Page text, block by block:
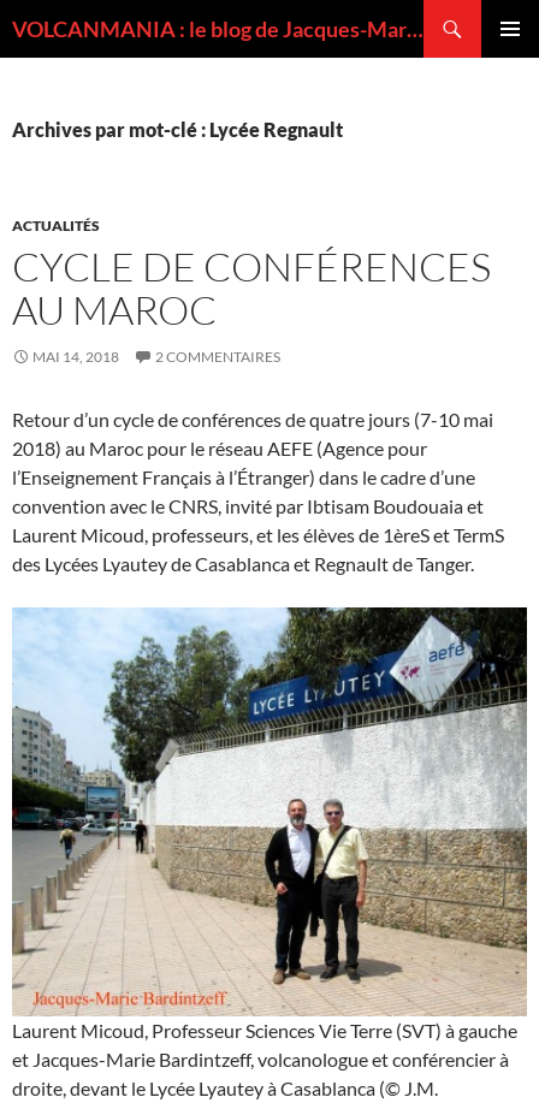
VOLCANMANIA : le blog de Jacques-Marie BARDINTZEFF, volcanologue
Archives par mot-clé : Lycée Regnault
ACTUALITÉS
CYCLE DE CONFÉRENCES
AU MAROC
MAI 14, 2018 2 COMMENTAIRES
Retour d’un cycle de conférences de quatre jours (7-10 mai
2018) au Maroc pour le réseau AEFE (Agence pour
l’Enseignement Français à l’Étranger) dans le cadre d’une
convention avec le CNRS, invité par Ibtisam Boudouaia et
Laurent Micoud, professeurs, et les élèves de 1èreS et TermS
des Lycées Lyautey de Casablanca et Regnault de Tanger.
Laurent Micoud, Professeur Sciences Vie Terre (SVT) à gauche
et Jacques-Marie Bardintzeff, volcanologue et conférencier à
droite, devant le Lycée Lyautey à Casablanca (© J.M.